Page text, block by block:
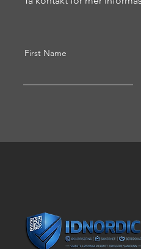
First Name